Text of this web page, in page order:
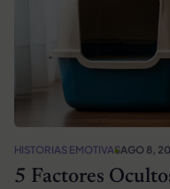
HISTORIAS EMOTIVASAGO 8,
5 Factores